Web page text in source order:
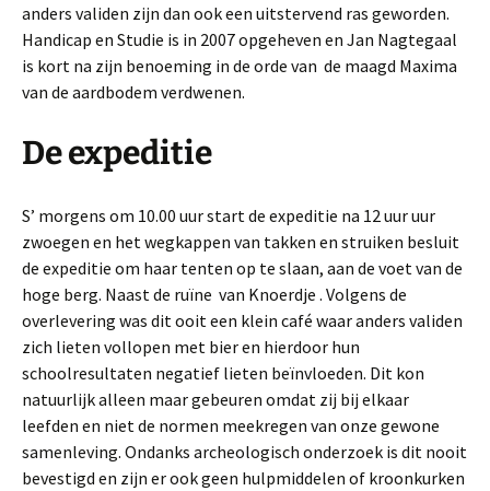
anders validen zijn dan ook een uitstervend ras geworden.
Handicap en Studie is in 2007 opgeheven en Jan Nagtegaal
is kort na zijn benoeming in de orde van de maagd Maxima
van de aardbodem verdwenen.
De expeditie
S’ morgens om 10.00 uur start de expeditie na 12 uur uur
zwoegen en het wegkappen van takken en struiken besluit
de expeditie om haar tenten op te slaan, aan de voet van de
hoge berg. Naast de ruïne van Knoerdje . Volgens de
overlevering was dit ooit een klein café waar anders validen
zich lieten vollopen met bier en hierdoor hun
schoolresultaten negatief lieten beïnvloeden. Dit kon
natuurlijk alleen maar gebeuren omdat zij bij elkaar
leefden en niet de normen meekregen van onze gewone
samenleving. Ondanks archeologisch onderzoek is dit nooit
bevestigd en zijn er ook geen hulpmiddelen of kroonkurken